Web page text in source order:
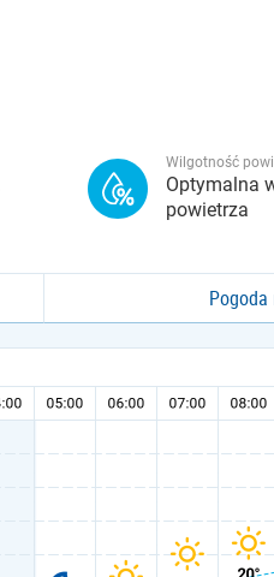
Wilgotność
Optymalna
powietrza